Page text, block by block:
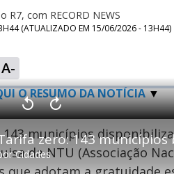
R7, com RECORD NEWS
(ATUALIZADO EM 15/06/2026 - 13H44)
A-
O RESUMO DA NOTÍCIA
Cidades
V
o
t
a
r
1
s
A
v
n
ç
a
r
0
143 municípios
da NTU (Associação